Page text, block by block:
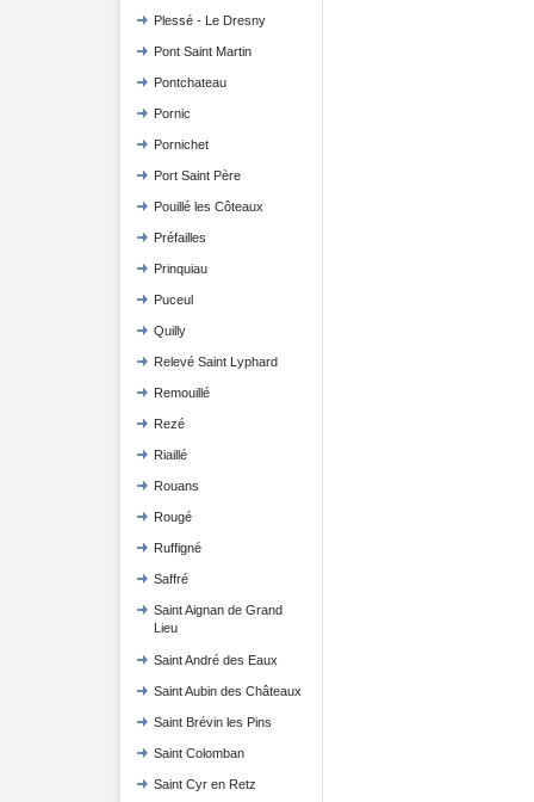
Plessé - Le Dresny
Pont Saint Martin
Pontchateau
Pornic
Pornichet
Port Saint Père
Pouillé les Côteaux
Préfailles
Prinquiau
Puceul
Quilly
Relevé Saint Lyphard
Remouillé
Rezé
Riaillé
Rouans
Rougé
Ruffigné
Saffré
Saint Aignan de Grand
Lieu
Saint André des Eaux
Saint Aubin des Châteaux
Saint Brévin les Pins
Saint Colomban
Saint Cyr en Retz